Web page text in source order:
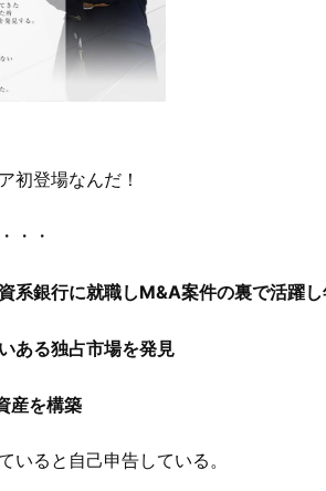
初登場なんだ！
・・
系銀行に就職しM&A案件の裏で活躍
ある独占市場を発見
産を構築
いると自己申告している。